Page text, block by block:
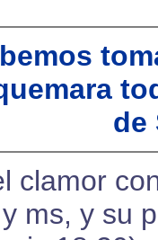
de
clamor
ms, y su